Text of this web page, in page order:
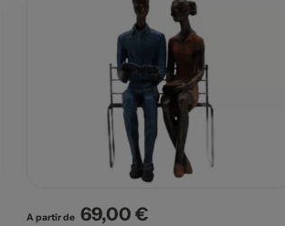
A partir de Prix
69,00 €